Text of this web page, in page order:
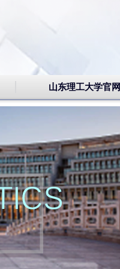
山东理工大学官网